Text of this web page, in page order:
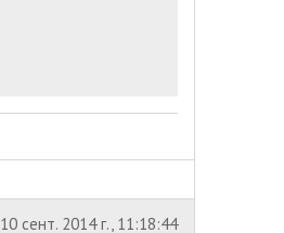
10 сент. 2014 г., 11:18:44